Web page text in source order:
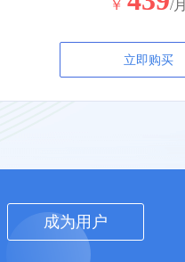
￥ /月
立即购买
成为用户